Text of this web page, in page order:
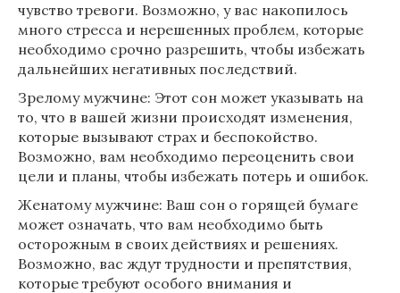
чувство тревоги. Возможно, у вас накопилось
много стресса и нерешенных проблем, которые
необходимо срочно разрешить, чтобы избежать
дальнейших негативных последствий.
Зрелому мужчине: Этот сон может указывать на
то, что в вашей жизни происходят изменения,
которые вызывают страх и беспокойство.
Возможно, вам необходимо переоценить свои
цели и планы, чтобы избежать потерь и ошибок.
Женатому мужчине: Ваш сон о горящей бумаге
может означать, что вам необходимо быть
осторожным в своих действиях и решениях.
Возможно, вас ждут трудности и препятствия,
которые требуют особого внимания и